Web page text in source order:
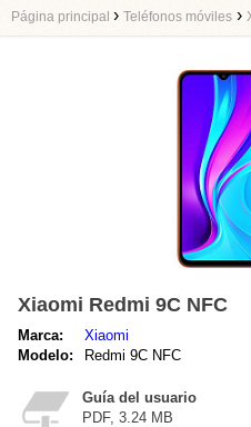
Página principal › Teléfonos móviles ›
Xiaomi Redmi 9C NFC
Marca:
Xiaomi
Modelo:
Redmi 9C NFC
Guía del usuario
PDF, 3.24 MB